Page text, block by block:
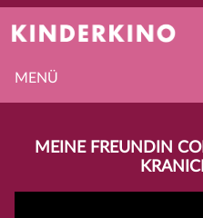
MENÜ
MEINE FREUNDIN